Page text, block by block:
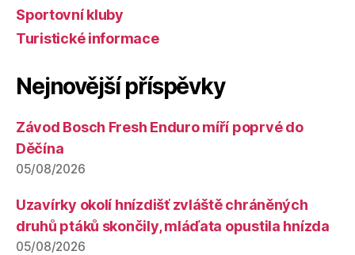
Sportovní kluby
Turistické informace
Nejnovější příspěvky
Závod Bosch Fresh Enduro míří poprvé do
Děčína
05/08/2026
Uzavírky okolí hnízdišť zvláště chráněných
druhů ptáků skončily, mláďata opustila hnízda
05/08/2026